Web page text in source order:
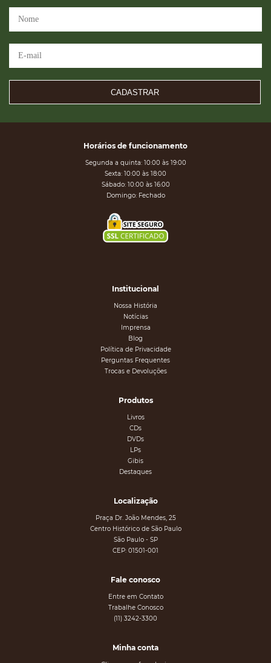
CADASTRAR
Horários de funcionamento
Segunda a quinta: 10:00 às 19:00
Sexta: 10:00 às 18:00
Sábado: 10:00 às 16:00
Domingo: Fechado
Institucional
Nossa História
Notícias
Imprensa
Blog
Política de Privacidade
Perguntas Frequentes
Trocas e Devoluções
Produtos
Livros
CDs
DVDs
LPs
Gibis
Destaques
Localização
Praça Dr. João Mendes, 25
Centro Histórico de São Paulo
São Paulo - SP
CEP: 01501-001
Fale conosco
Entre em Contato
Trabalhe Conosco
(11) 3242-3300
Minha conta